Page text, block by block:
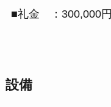
■礼金 ：300,000円
設備